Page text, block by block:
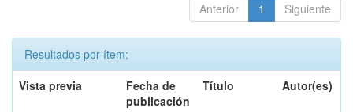
Anterior 1 Siguiente
Resultados por ítem:
Vista previa
Fecha de
publicación
Título Autor(es)